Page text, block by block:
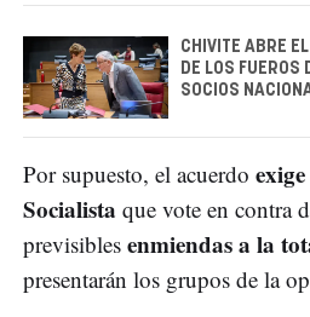
CHIVITE ABRE
DE LOS FUEROS
SOCIOS
Por supuesto, el acuerdo
Socialista que vote en contra
previsibles enmiendas a la
presentarán los grupos de la